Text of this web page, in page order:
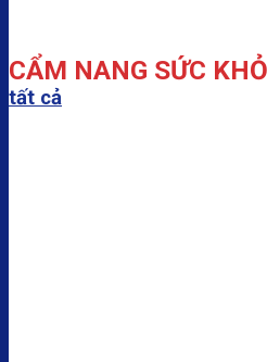
CẨM NANG SỨC
tất cả